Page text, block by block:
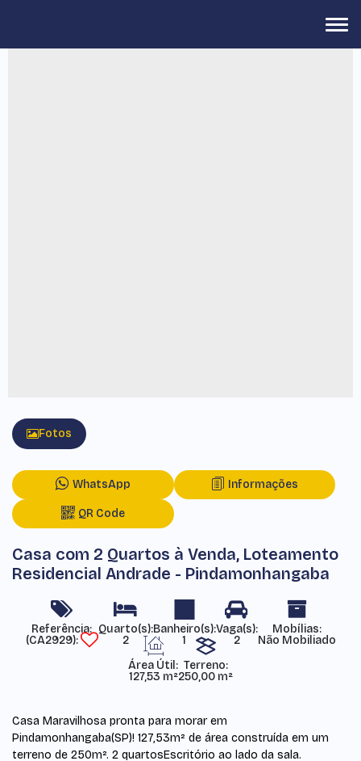
Fotos
WhatsApp Informações
QR Code
Casa com 2 Quartos à Venda, Loteamento
Residencial Andrade - Pindamonhangaba
Referência:
(CA2929)
2 1 2
Mobílias:
Não Mobiliado
Área Útil:
127,53 m²
Terreno:
250,00 m²
Casa Maravilhosa pronta para morar em
Pindamonhangaba(SP)! 127,53m² de área construída em um
terreno de 250m². 2 quartosEscritório ao lado da sala.